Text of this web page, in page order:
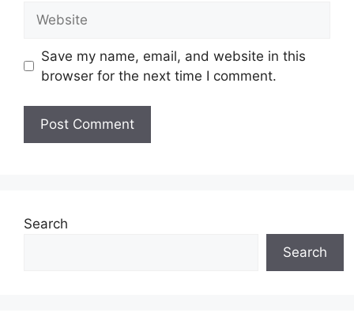
Save my name, email, and website in this
browser for the next time I comment.
Search
Search